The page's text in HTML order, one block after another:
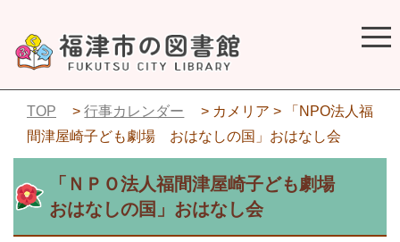
TOP >行事カレンダー
> カメリア > 「NPO法人福
間津屋崎子ども劇場 おはなしの国」おはなし会
「ＮＰＯ法人福間津屋崎子ども劇場
おはなしの国」おはなし会